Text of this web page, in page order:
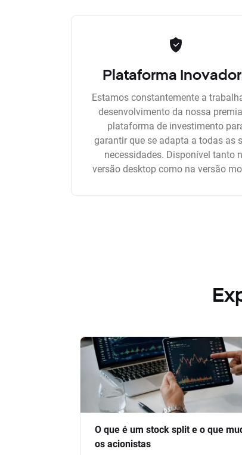
Plataforma
Estamos constantemente a
desenvolvimento da nossa
plataforma de investimento
garantir que se adapta a todas as
necessidades. Disponível tanto
versão desktop como na versão
O que é um stock split e o que
os acionistas